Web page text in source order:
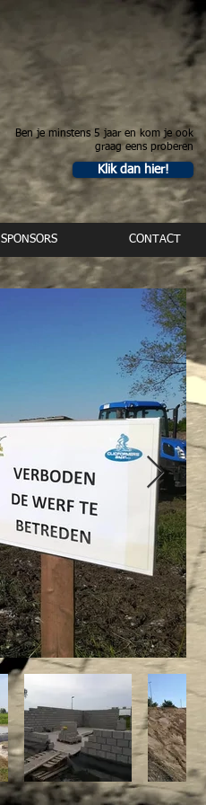
Ben je minstens 5 jaar en kom je ook
graag eens proberen
Klik dan hier!
SPONSORS CONTACT